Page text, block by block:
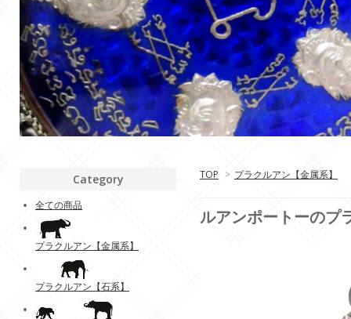
TOP > プラクルアン【金属系】
ルアンポートーのプ
Category
全ての商品
プラクルアン【金属系】
プラクルアン【石系】